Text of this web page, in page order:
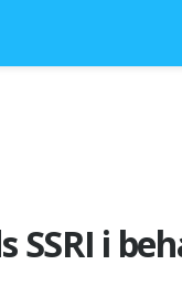
SSRI i